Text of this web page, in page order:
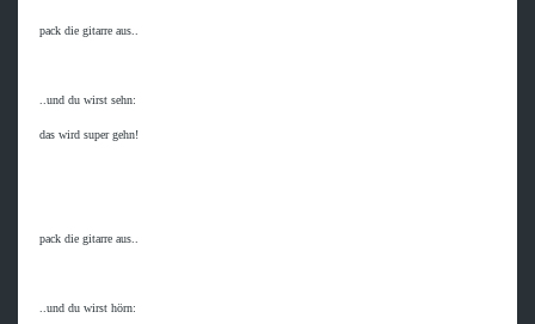
pack die gitarre aus..
..und du wirst sehn:
das wird super gehn!
pack die gitarre aus..
..und du wirst hörn: